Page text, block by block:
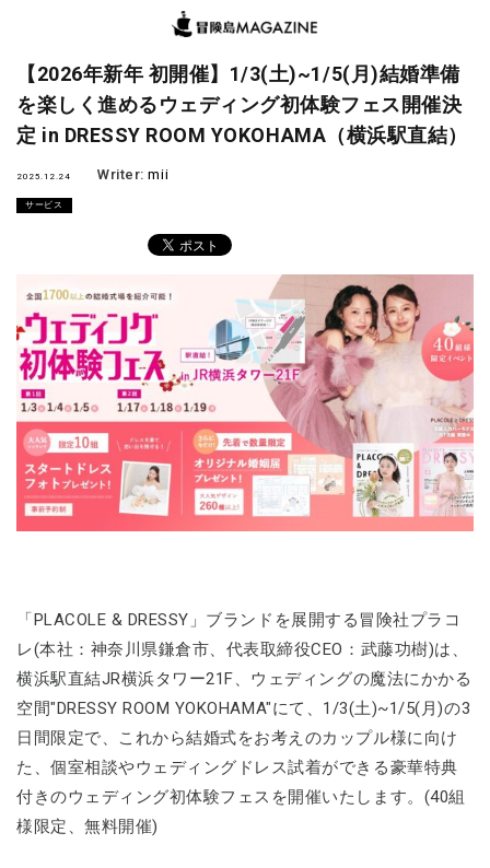
【2026年新年 初開催】1/3(土)~1/5(月)結婚準備
を楽しく進めるウェディング初体験フェス開催決
定 in DRESSY ROOM YOKOHAMA（横浜駅直結）
2025.12.24 Writer:mii
サービス
「PLACOLE & DRESSY」ブランドを展開する冒険社プラコ
レ(本社：神奈川県鎌倉市、代表取締役CEO：武藤功樹)は、
横浜駅直結JR横浜タワー21F、ウェディングの魔法にかかる
空間"DRESSY ROOM YOKOHAMA"にて、1/3(土)~1/5(月)の3
日間限定で、これから結婚式をお考えのカップル様に向け
た、個室相談やウェディングドレス試着ができる豪華特典
付きのウェディング初体験フェスを開催いたします。(40組
様限定、無料開催)